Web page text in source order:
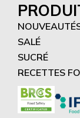
SALÉ
SUCRÉ
RECETTES